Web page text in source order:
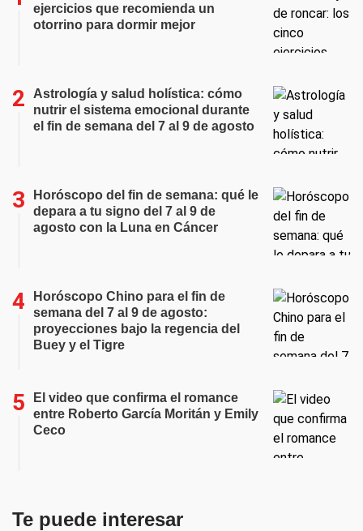
ejercicios que recomienda un
otorrino para dormir mejor
Astrología y salud holística: cómo
nutrir el sistema emocional durante
el fin de semana del 7 al 9 de agosto
Horóscopo del fin de semana: qué le
depara a tu signo del 7 al 9 de
agosto con la Luna en Cáncer
Horóscopo Chino para el fin de
semana del 7 al 9 de agosto:
proyecciones bajo la regencia del
Buey y el Tigre
El video que confirma el romance
entre Roberto García Moritán y Emily
Ceco
Te puede interesar